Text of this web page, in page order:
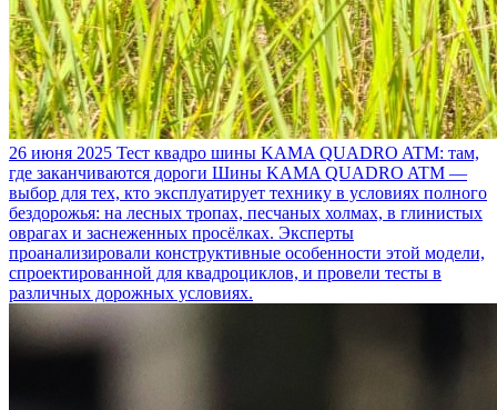
26 июня 2025 Тест квадро шины KAMA QUADRO ATM: там,
где заканчиваются дороги Шины KAMA QUADRO ATM —
выбор для тех, кто эксплуатирует технику в условиях полного
бездорожья: на лесных тропах, песчаных холмах, в глинистых
оврагах и заснеженных просёлках. Эксперты
проанализировали конструктивные особенности этой модели,
спроектированной для квадроциклов, и провели тесты в
различных дорожных условиях.